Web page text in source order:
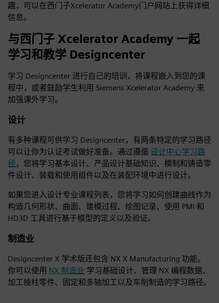
趣，可以在西门子Xcelerator Academy门户网站上获得详细
信息。
与西门子 Xcelerator Academy 一起
学习和教学 Designcenter
学习 Designcenter 进行自己的培训，将课程嵌入到您的课
程中，或者鼓励学生利用 Siemens Xcelerator Academy 来
加强课外学习。
设计
有多种课程可供学习 Designcenter，有两条特定的学习路径
可以让你为认证考试做好准备。通过遵循 设计中心学习路
径 ，您将学习基本设计、产品设计基础知识、模制和铸造零
件设计、装载和使用组件以及在装配环境中进行设计。
如果您进入设计专业课程列表，您将学习如何创建曲线作为
构造几何形状、曲面、建模过程、绘图记录、使用 PMI 和
HD3D 工具进行基于模型的定义以及验证。
制造业
Designcenter X 学术版还包含 NX X Manufacturing 功能。
你可以使用 NX 制造业 学习基础设计、管理 NX 编程数据、
加工棱柱零件、固定和多轴加工以及车削制造的学习路径。